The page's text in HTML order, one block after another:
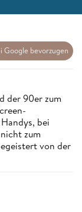
Google bevorzugen
der 90er zum
bei
zum
von der